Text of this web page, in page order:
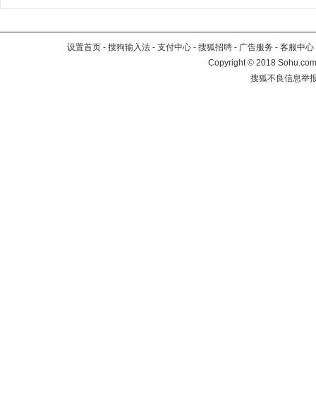
设置首页 - 搜狗输入法 - 支付中心 - 搜狐招聘 - 广告服务 - 客服中心
Copyright©2018
搜狐不良信息举